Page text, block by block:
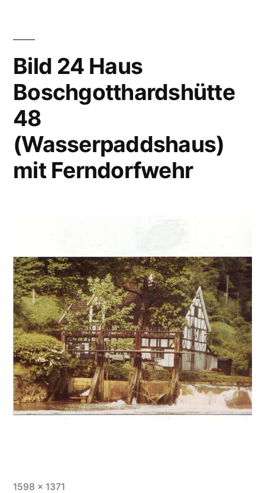
Bild 24 Haus
Boschgotthardshütte
48
(Wasserpaddshaus)
mit Ferndorfwehr
1598 × 1371